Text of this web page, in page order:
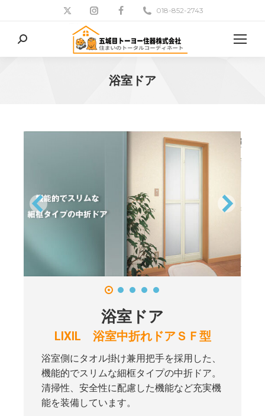
018-852-2743
検
索:
浴室ドア
浴室ドア
LIXIL 浴室中折れドアＳＦ型
浴室側にタオル掛け兼用把手を採用した、
機能的でスリムな細框タイプの中折ドア。
清掃性、安全性に配慮した機能など充実機
能を装備しています。